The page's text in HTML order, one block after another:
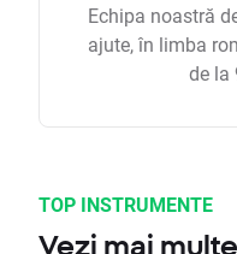
Echipa noastră
ajute, în limba
de la
TOP INSTRUMENTE
Vezi mai